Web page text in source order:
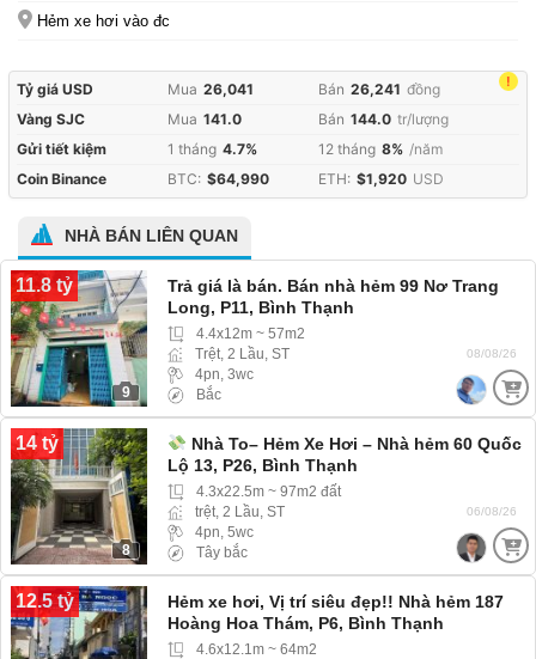
Hẻm xe hơi vào đc
!
Tỷ giá USD Mua 26,041 Bán 26,241 đồng
Vàng SJC
Mua 141.0 Bán 144.0 tr/lượng
Gửi tiết kiệm
1 tháng 4.7% 12 tháng 8% /năm
Coin Binance
BTC: $64,990 ETH: $1,920 USD
NHÀ BÁN LIÊN QUAN
11.8 tỷ
9
Trả giá là bán. Bán nhà hẻm 99 Nơ Trang
Long, P11, Bình Thạnh
4.4x12m ~ 57m2
Trệt, 2 Lầu, ST
4pn, 3wc
Bắc
08/08/26
14 tỷ
8
Nhà To– Hẻm Xe Hơi – Nhà hẻm 60 Quốc
Lộ 13, P26, Bình Thạnh
4.3x22.5m ~ 97m2 đất
trệt, 2 Lầu, ST
4pn, 5wc
Tây bắc
06/08/26
12.5 tỷ
Hẻm xe hơi, Vị trí siêu đẹp!! Nhà hẻm 187
Hoàng Hoa Thám, P6, Bình Thạnh
4.6x12.1m ~ 64m2